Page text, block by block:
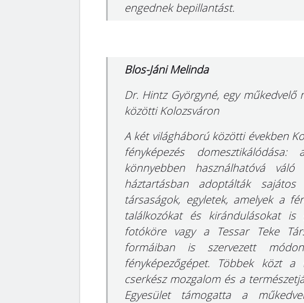
engednek bepillantást.
Blos-Jáni Melinda
Dr. Hintz Györgyné, egy
közötti Kolozsváron
A két világháború közötti években
fényképezés
könnyebben használhatóvá
háztartásban adoptálták
társaságok, egyletek, amelyek a
találkozókat és kirándulásokat
fotóköre vagy a Tessar Teke
formáiban is szervezett
fényképezőgépet. Többek közt a
cserkész mozgalom és a
Egyesület támogatta a